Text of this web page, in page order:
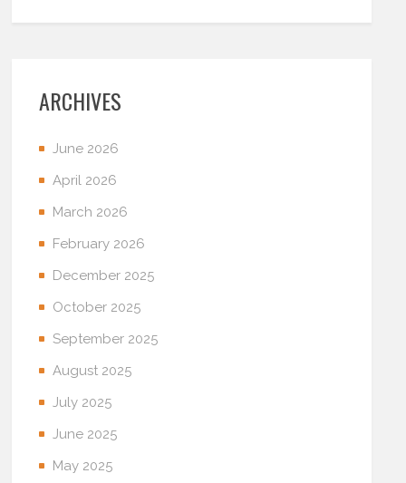
ARCHIVES
June 2026
April 2026
March 2026
February 2026
December 2025
October 2025
September 2025
August 2025
July 2025
June 2025
May 2025